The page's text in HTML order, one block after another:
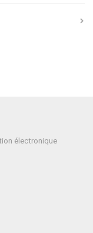
électronique